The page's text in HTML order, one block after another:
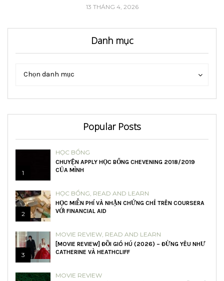
13 THÁNG 4, 2026
Danh mục
Chọn danh mục
Danh
Popular Posts
1
HỌC BỔNG
CHUYỆN APPLY HỌC BỔNG CHEVENING 2018/2019
CỦA MÌNH
2
HỌC BỔNG, READ AND LEARN
HỌC MIỄN PHÍ VÀ NHẬN CHỨNG CHỈ TRÊN COURSERA
VỚI FINANCIAL AID
3
MOVIE REVIEW, READ AND LEARN
[MOVIE REVIEW] ĐỒI GIÓ HÚ (2026) – ĐỪNG YÊU NHƯ
CATHERINE VÀ HEATHCLIFF
MOVIE REVIEW